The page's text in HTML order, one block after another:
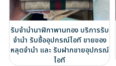
รับจำนำนาฬิกาพานทอง บริการรับ
จำนำ รับซื้ออุปกรณ์ไอที ขายของ
หลุดจำนำ และ รับฝากขายอุปกรณ์
ไอที